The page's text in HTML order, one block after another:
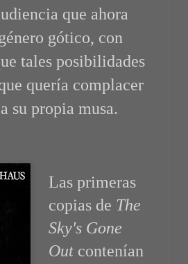
que ahora
gótico, con
tales posibilidades
quería complacer
su propia musa.
Las primeras
copias de The
Sky's Gone
Out contenían